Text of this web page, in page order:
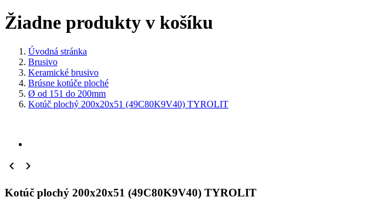
Žiadne produkty v košíku
Úvodná stránka
Brusivo
Keramické brusivo
Brúsne kotúče ploché
Ø od 151 do 200mm
Kotúč plochý 200x20x51 (49C80K9V40) TYROLIT
 
Kotúč plochý 200x20x51 (49C80K9V40) TYROLIT